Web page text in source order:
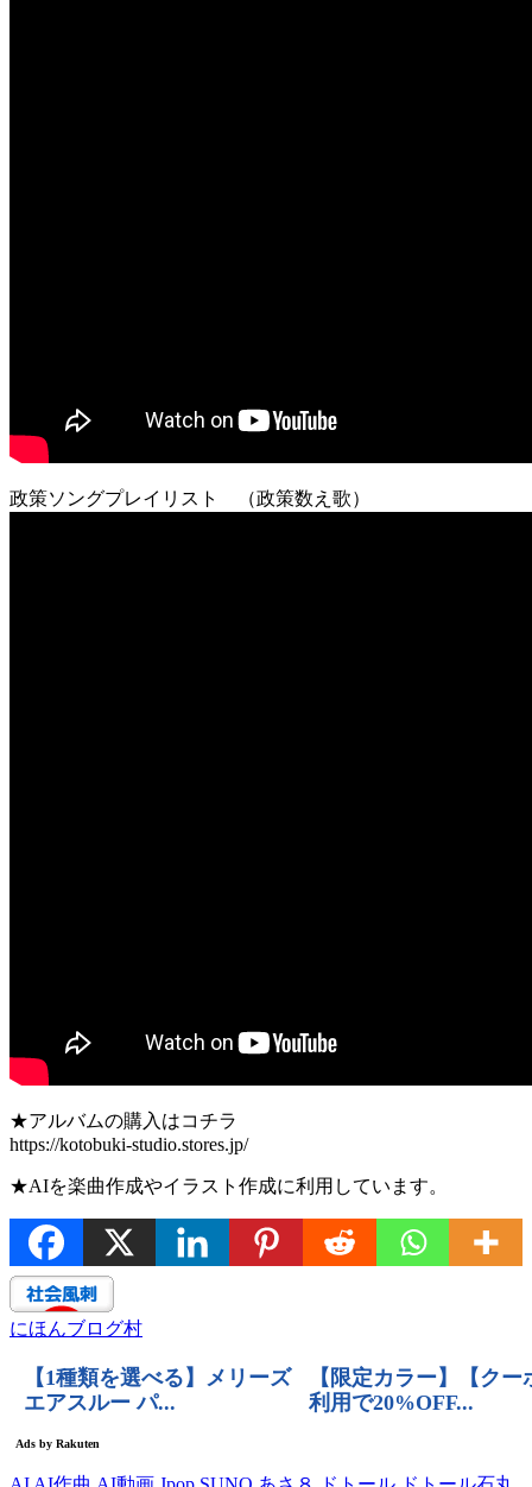
政策ソングプレイリスト （政策数え歌）
★アルバムの購入はコチラ
https://kotobuki-studio.stores.jp/
★AIを楽曲作成やイラスト作成に利用しています。
にほんブログ村